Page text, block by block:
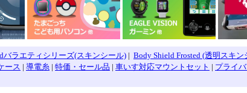
バラエティシリーズ(スキンシール) | Body Shield Frosted (透明スキン
ース | 導電糸 | 特価・セール品 | 車いす対応マウントセット | プライ